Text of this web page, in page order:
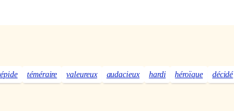
téméraire valeureux audacieux hardi héroïque décidé